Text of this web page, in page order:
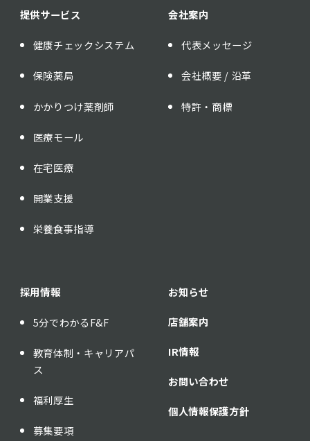
提供サービス
健康チェックシステム
保険薬局
かかりつけ薬剤師
医療モール
在宅医療
開業支援
栄養食事指導
会社案内
代表メッセージ
会社概要 / 沿革
特許・商標
採用情報
5分でわかるF&F
教育体制・キャリアパ
ス
福利厚生
募集要項
お知らせ
店舗案内
IR情報
お問い合わせ
個人情報保護方針